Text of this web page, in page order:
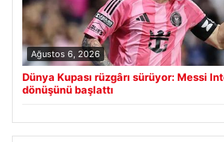
Ağustos 6, 2026
Dünya Kupası rüzgârı sürüyor: Messi
dönüşünü başlattı